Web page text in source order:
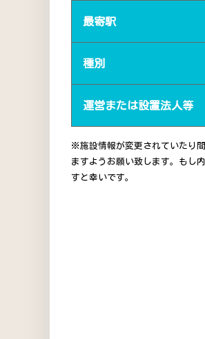
最寄駅
種別
運営または設置法人等
※施設情報が変更されていたり
ますようお願い致します。もし
すと幸いです。